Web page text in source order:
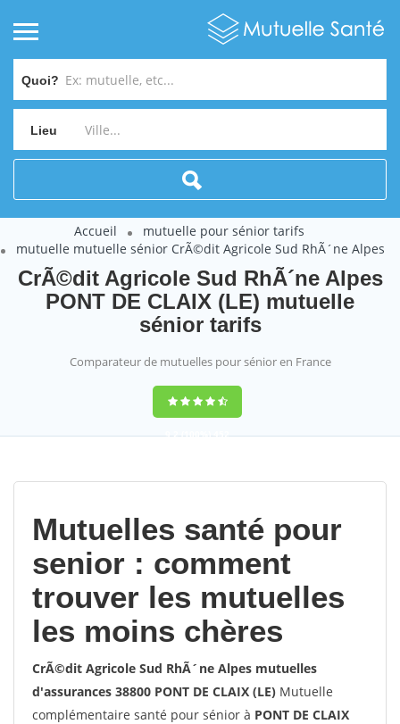
Quoi?
Lieu
Accueil
mutuelle pour sénior tarifs
mutuelle mutuelle sénior CrÃ©dit Agricole Sud RhÃ´ne Alpes
CrÃ©dit Agricole Sud RhÃ´ne Alpes
PONT DE CLAIX (LE) mutuelle
sénior tarifs
Comparateur de mutuelles pour sénior en France
9,2(100%)452
Mutuelles santé pour
senior : comment
trouver les mutuelles
les moins chères
CrÃ©dit Agricole Sud RhÃ´ne Alpes mutuelles
d'assurances 38800 PONT DE CLAIX (LE) Mutuelle
complémentaire santé pour sénior à PONT DE CLAIX